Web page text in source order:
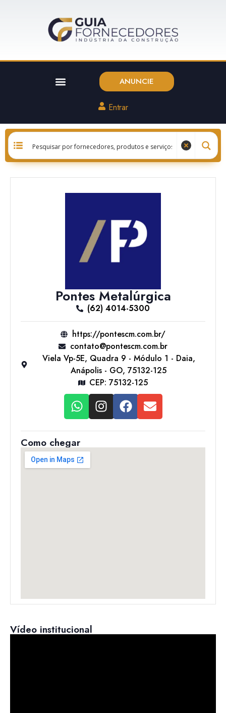
ANUNCIE
Entrar
Pontes Metalúrgica
(62) 4014-5300
https://pontescm.com.br/
contato@pontescm.com.br
Viela Vp-5E, Quadra 9 - Módulo 1 - Daia,
Anápolis - GO, 75132-125
CEP: 75132-125
Como chegar
Vídeo institucional